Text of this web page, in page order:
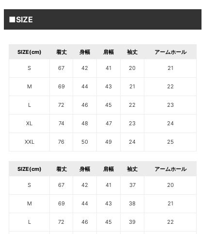
■SIZE
SIZE(cm) 着丈 身幅 肩幅 袖丈 アームホール
S 67 42 41 20 21
M 69 44 43 21 22
L 72 46 45 22 23
XL 74 48 47 23 24
XXL 76 50 49 24 25
SIZE(cm) 着丈 身幅 肩幅 袖丈 アームホール
S 67 42 41 37 20
M 69 44 43 38 21
L 72 46 45 39 22